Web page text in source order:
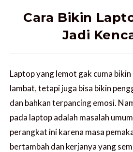
Cara Bikin
Jadi
Laptop yang lemot gak cuma
lambat, tetapi juga bisa bikin
dan bahkan terpancing emosi.
pada laptop adalah masalah
perangkat ini karena masa
bertambah dan kerjanya yang